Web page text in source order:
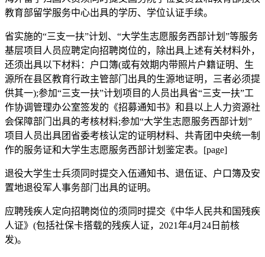
教育部留学服务中心出具的学历、学位认证手续。
省实施的“三支一扶”计划、“大学生志愿服务西部计划”等服务
基层项目人员应聘定向招聘岗位的，除出具上述有关材料外，
还须出具以下材料：户口簿(或有效期内带照片户籍证明、生
源所在县区教育行政主管部门出具的生源地证明，三者必须提
供其一);参加“三支一扶”计划项目的人员出具省“三支一扶”工
作协调管理办公室签发的《招募通知书》和县以上人力资源社
会保障部门出具的考核材料;参加“大学生志愿服务西部计划”
项目人员出具团省委考核认定的证明材料、共青团中央统一制
作的服务证和大学生志愿服务西部计划鉴定表。[page]
退役大学生士兵须同时提交入伍通知书、退伍证、户口簿及安
置地退役军人事务部门出具的证明。
应聘残疾人定向招聘岗位的须同时提交《中华人民共和国残疾
人证》(包括社保卡搭载的残疾人证，2021年4月24日前核
发)。